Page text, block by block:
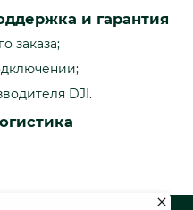
и гарантия
заказа;
DJI.